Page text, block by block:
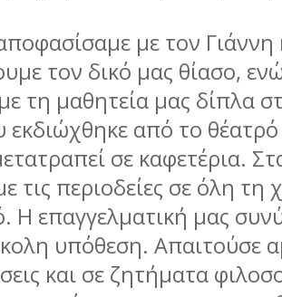
με τον Γιάννη
τον δικό μας θίασο,
τη μαθητεία μας δίπλα
εκδιώχθηκε από το
σε καφετέρια.
τις περιοδείες σε όλη τη
Η επαγγελματική μας
υπόθεση. Απαιτούσε
και σε ζητήματα